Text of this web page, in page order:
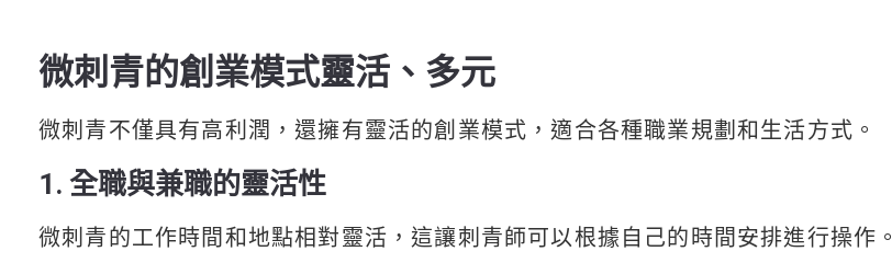
微刺青的創業模式靈活、多元
微刺青不僅具有高利潤，還擁有靈活的創業模式，適合各種職業規劃和生活方式。
1. 全職與兼職的靈活性
微刺青的工作時間和地點相對靈活，這讓刺青師可以根據自己的時間安排進行操作。